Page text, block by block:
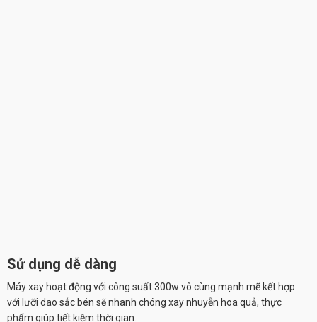
Sử dụng dễ dàng
Máy xay hoạt động với công suất 300w vô cùng mạnh mẽ kết hợp
với lưỡi dao sắc bén sẽ nhanh chóng xay nhuyễn hoa quả, thực
phẩm giúp tiết kiệm thời gian.